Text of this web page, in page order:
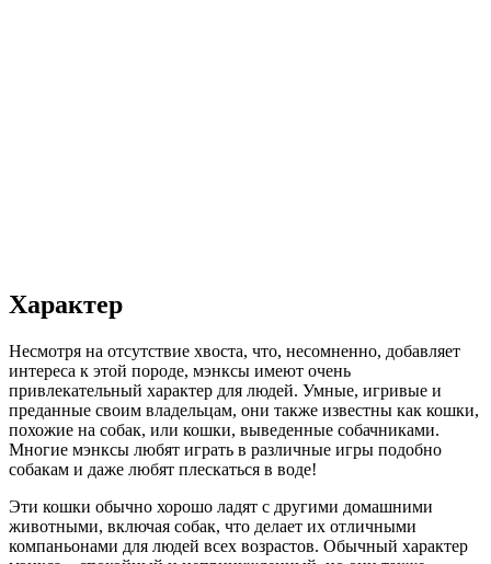
Характер
Несмотря на отсутствие хвоста, что, несомненно, добавляет
интереса к этой породе, мэнксы имеют очень
привлекательный характер для людей. Умные, игривые и
преданные своим владельцам, они также известны как кошки,
похожие на собак, или кошки, выведенные собачниками.
Многие мэнксы любят играть в различные игры подобно
собакам и даже любят плескаться в воде!
Эти кошки обычно хорошо ладят с другими домашними
животными, включая собак, что делает их отличными
компаньонами для людей всех возрастов. Обычный характер